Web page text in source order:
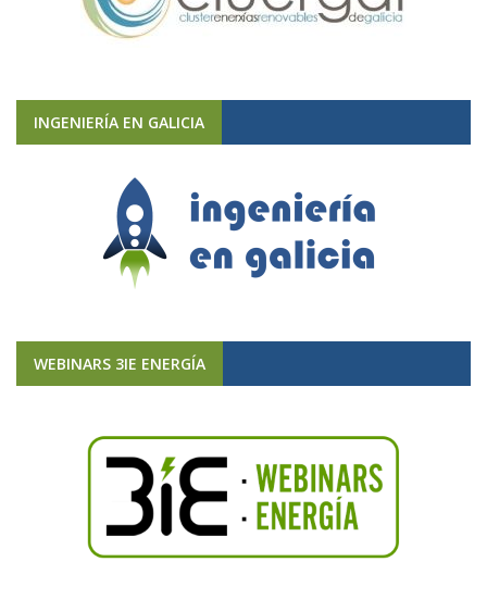
INGENIERÍA EN GALICIA
WEBINARS 3IE ENERGÍA